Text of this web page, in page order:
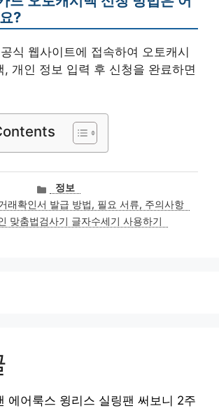
?
식 웹사이트에 접속하여 오토캐시
, 개인 정보 입력 후 신청을 완료하면
카
테
고
리
정보
래확인서 발급 방법, 필요 서류, 주의사항
맞춤법검사기 글자수세기 사용하기
에어룩스 윙리스 실링팬 써보니 2주